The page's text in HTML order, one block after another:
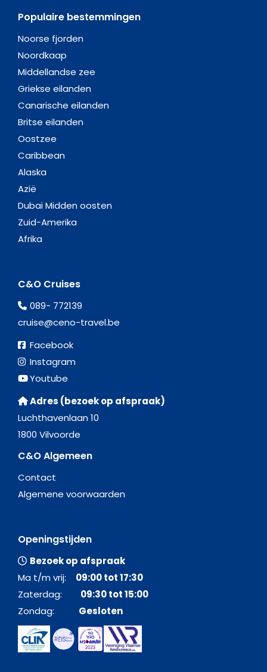
Populaire bestemmingen
Noorse fjorden
Noordkaap
Middellandse zee
Griekse eilanden
Canarische eilanden
Britse eilanden
Oostzee
Caribbean
Alaska
Azië
Dubai Midden oosten
Zuid-Amerika
Afrika
C&O Cruises
089- 772139
cruise@ceno-travel.be
Facebook
Instagram
Youtube
Adres (bezoek op afspraak)
Luchthavenlaan 10
1800 Vilvoorde
C&O Algemeen
Contact
Algemene voorwaarden
Openingstijden
Bezoek op afspraak
Ma t/m vrij: 09:00 tot 17:30
Zaterdag: 09:30 tot 15:00
Zondag: Gesloten